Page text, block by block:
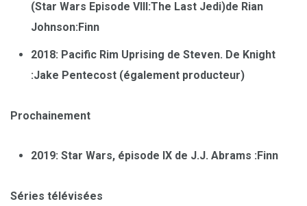
(Star Wars Episode VIII:The Last Jedi)de Rian
Johnson:Finn
2018: Pacific Rim Uprising de Steven. De Knight
:Jake Pentecost (également producteur)
Prochainement
2019: Star Wars, épisode IX de J.J. Abrams :Finn
Séries télévisées